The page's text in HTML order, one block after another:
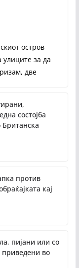
остров
улиците за да
две
состојба
против
кај
пијани или со
приведени во